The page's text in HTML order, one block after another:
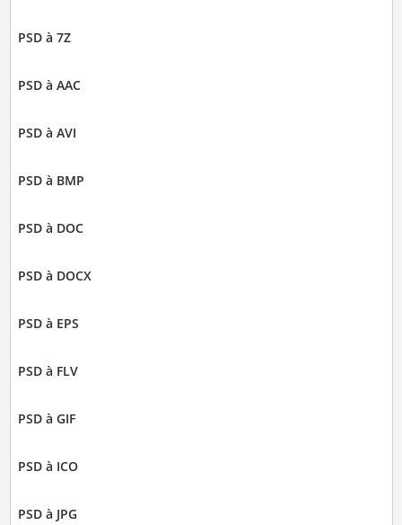
PSD à 7Z
PSD à AAC
PSD à AVI
PSD à BMP
PSD à DOC
PSD à DOCX
PSD à EPS
PSD à FLV
PSD à GIF
PSD à ICO
PSD à JPG